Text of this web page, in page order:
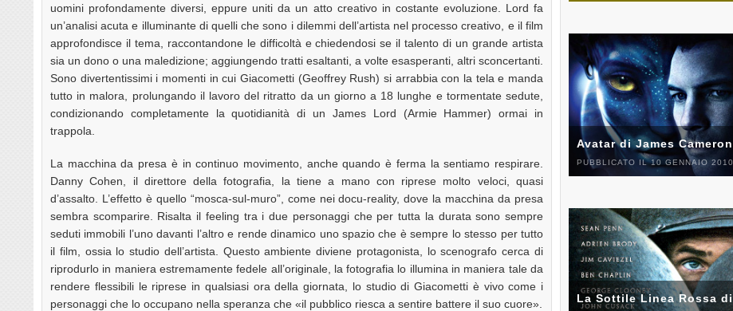
uomini profondamente diversi, eppure uniti da un atto creativo in costante evoluzione. Lord fa
un’analisi acuta e illuminante di quelli che sono i dilemmi dell’artista nel processo creativo, e il film
approfondisce il tema, raccontandone le difficoltà e chiedendosi se il talento di un grande artista
sia un dono o una maledizione; aggiungendo tratti esaltanti, a volte esasperanti, altri sconcertanti.
Sono divertentissimi i momenti in cui Giacometti (Geoffrey Rush) si arrabbia con la tela e manda
tutto in malora, prolungando il lavoro del ritratto da un giorno a 18 lunghe e tormentate sedute,
condizionando completamente la quotidianità di un James Lord (Armie Hammer) ormai in
trappola.
La macchina da presa è in continuo movimento, anche quando è ferma la sentiamo respirare.
Danny Cohen, il direttore della fotografia, la tiene a mano con riprese molto veloci, quasi
d’assalto. L’effetto è quello “mosca-sul-muro”, come nei docu-reality, dove la macchina da presa
sembra scomparire. Risalta il feeling tra i due personaggi che per tutta la durata sono sempre
seduti immobili l’uno davanti l’altro e rende dinamico uno spazio che è sempre lo stesso per tutto
il film, ossia lo studio dell’artista. Questo ambiente diviene protagonista, lo scenografo cerca di
riprodurlo in maniera estremamente fedele all’originale, la fotografia lo illumina in maniera tale da
rendere flessibili le riprese in qualsiasi ora della giornata, lo studio di Giacometti è vivo come i
personaggi che lo occupano nella speranza che «il pubblico riesca a sentire battere il suo cuore».
Avatar di James Cameron
PUBBLICATO IL 10 GENNAIO 2010
La Sottile Linea Rossa di